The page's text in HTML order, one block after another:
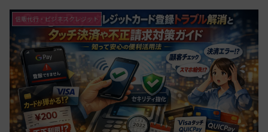
信販代行・ビジネスクレジット